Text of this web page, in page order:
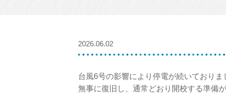
2026.06.02
台風6号の影響により停電が続いておりま
無事に復旧し、通常どおり開校する準備が